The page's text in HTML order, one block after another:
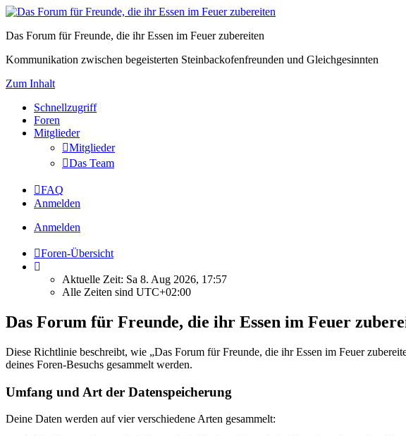
Das Forum für Freunde, die ihr Essen im Feuer zubereiten
Kommunikation zwischen begeisterten Steinbackofenfreunden und Gleichgesinnten
Zum Inhalt
Schnellzugriff
Foren
Mitglieder
Mitglieder
Das Team
FAQ
Anmelden
Anmelden
Foren-Übersicht
Aktuelle Zeit: Sa 8. Aug 2026, 17:57
Alle Zeiten sind UTC+02:00
Das Forum für Freunde, die ihr Essen im Feuer
Diese Richtlinie beschreibt, wie „Das Forum für Freunde, die ihr Essen im Feuer
deines Foren-Besuchs gesammelt werden.
Umfang und Art der Datenspeicherung
Deine Daten werden auf vier verschiedene Arten gesammelt: